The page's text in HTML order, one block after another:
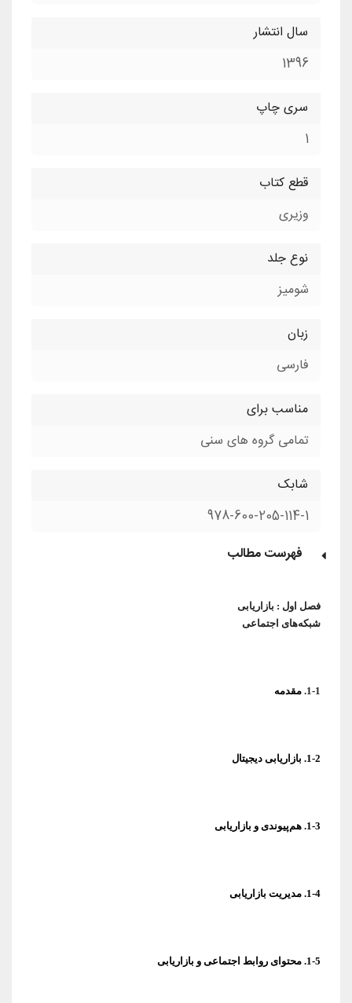
سال انتشار
1396
سری چاپ
1
قطع کتاب
وزیری
نوع جلد
شومیز
زبان
فارسی
مناسب برای
تمامی گروه های سنی
شابک
978-600-205-114-1
فهرست مطالب
شبکه‌های اجتماعی
1-1. مقدمه
1-2. بازاریابی دیجیتال
1-3. هم‌پیوندی و بازاریابی
1-4. مدیریت بازاریابی
1-5. محتوای روابط اجتماعی و بازاریابی